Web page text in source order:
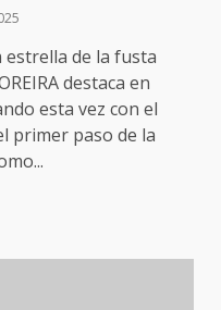
estrella de la fusta
destaca en
esta vez con el
primer paso de la